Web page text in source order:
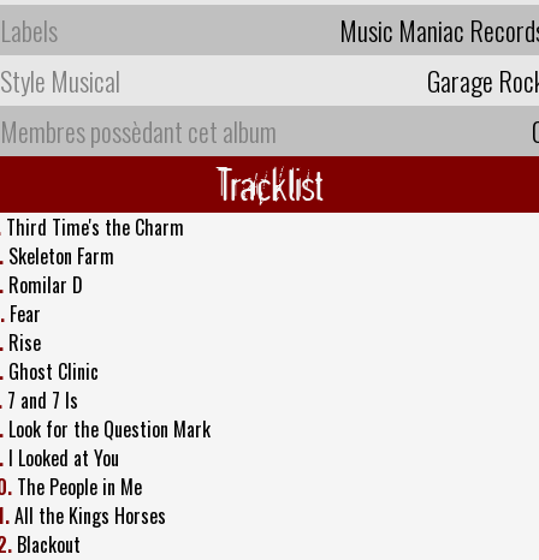
Labels
Music Maniac
Style Musical
Garage
Membres possèdant cet album
Tracklist
Third Time's the Charm
Skeleton Farm
Romilar D
Fear
Rise
Ghost Clinic
7 and 7 Is
Look for the Question Mark
I Looked at You
The People in Me
All the Kings Horses
Blackout